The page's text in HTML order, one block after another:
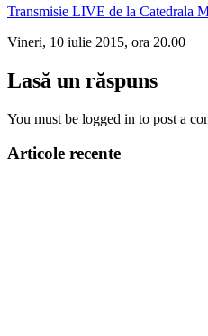
Transmisie LIVE de la Catedrala
Vineri, 10 iulie 2015, ora 20.00
Lasă un răspuns
You must be logged in to post a
Articole recente